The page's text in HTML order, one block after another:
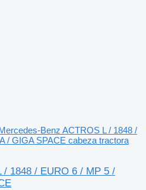
Benz ACTROS L / 1848 /
/ GIGA SPACE cabeza tractora
/ 1848 / EURO 6 / MP 5 /